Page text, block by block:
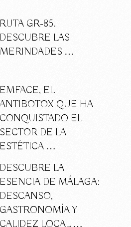
RUTA GR-85.
DESCUBRE LAS
MERINDADES …
EMFACE, EL
ANTIBOTOX QUE HA
CONQUISTADO EL
SECTOR DE LA
ESTÉTICA …
DESCUBRE LA
ESENCIA DE MÁLAGA:
DESCANSO,
GASTRONOMÍA Y
CALIDEZ LOCAL …